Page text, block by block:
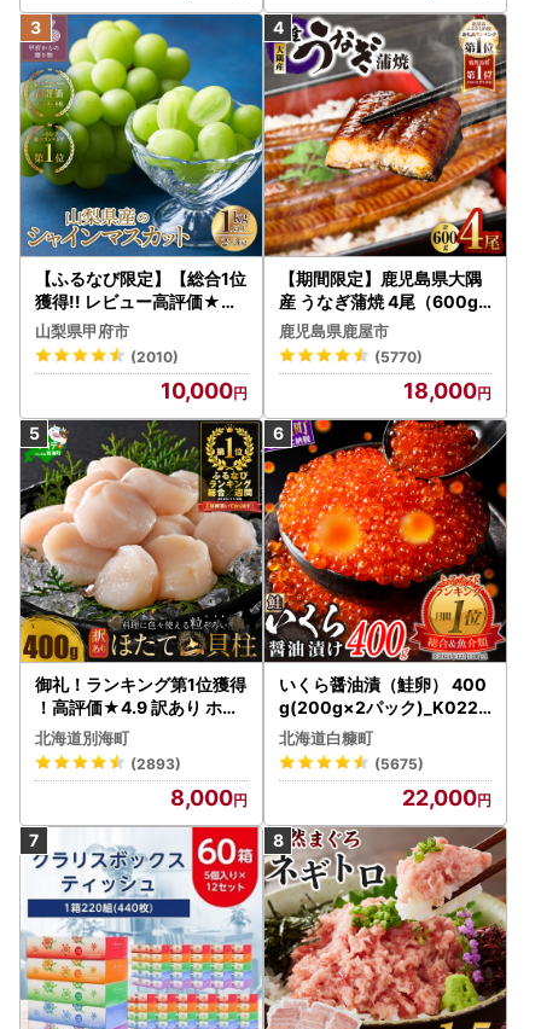
【ふるなび限定】【総合1位
獲得!! レビュー高評価★】
〈2026年度配送分〉山梨
県産 シャインマスカット 2
～3房（1.0kg以上）シャイ
ン フルーツ FN-Limited-S
P
山梨県甲府市
(2010)
10,000
【期間限定】鹿児島県大隅
産 うなぎ蒲焼 4尾（600g
） KN007-004-04-cp18
うなぎ 鰻 魚 惣菜 総菜
鹿児島県鹿屋市
(5770)
18,000
御礼！ランキング第1位獲得
！高評価★4.9 訳あり ホタ
テ 400g（ほたて 帆立 貝柱
冷凍 ）
北海道別海町
(2893)
8,000
いくら醤油漬（鮭卵） 400
g(200g×2パック)_K022-
1676
北海道白糠町
(5675)
22,000